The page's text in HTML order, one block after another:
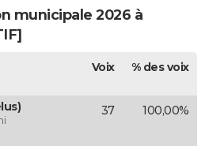
municipale 2026 à
Voix % des voix
37 100,00%